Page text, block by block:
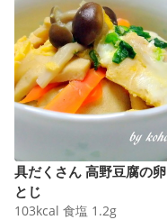
具だくさん 高野豆腐の卵
とじ
103kcal 食塩 1.2g